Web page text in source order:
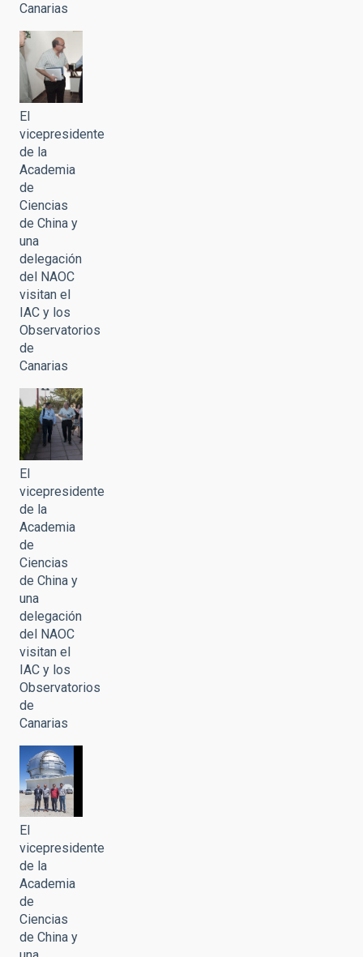
Canarias
El
vicepresidente
de la
Academia
de
Ciencias
de China y
una
delegación
del NAOC
visitan el
IAC y los
Observatorios
de
Canarias
El
vicepresidente
de la
Academia
de
Ciencias
de China y
una
delegación
del NAOC
visitan el
IAC y los
Observatorios
de
Canarias
El
vicepresidente
de la
Academia
de
Ciencias
de China y